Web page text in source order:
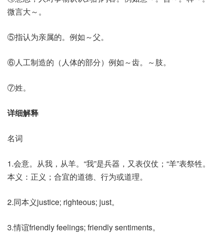
微言大～。
⑤指认为亲属的。例如～父。
⑥人工制造的（人体的部分）例如～齿。～肢。
⑦姓。
详细解释
名词
1.会意。从我，从羊。“我”是兵器，又表仪仗；“羊”表祭牲。
本义：正义；合宜的道德、行为或道理。
2.同本义justice; righteous; just。
3.情谊friendly feelings; friendly sentiments。